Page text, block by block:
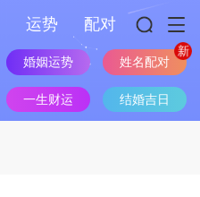
运势 配对
婚姻运势 姓名配对
一生财运 结婚吉日